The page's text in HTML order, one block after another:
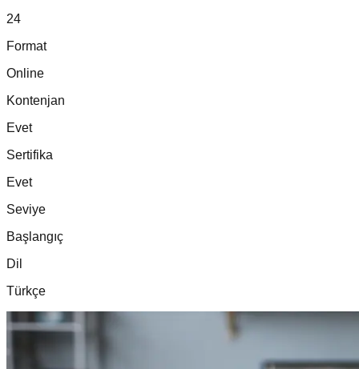
24
Format
Online
Kontenjan
Evet
Sertifika
Evet
Seviye
Başlangıç
Dil
Türkçe